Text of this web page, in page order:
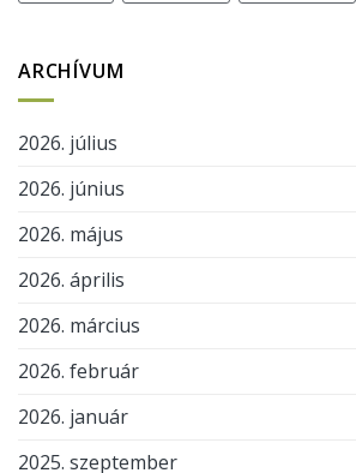
ARCHÍVUM
2026. július
2026. június
2026. május
2026. április
2026. március
2026. február
2026. január
2025. szeptember